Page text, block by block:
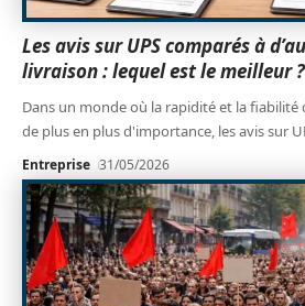
Les avis sur UPS comparés à
livraison : lequel est le meilleur ?
Dans un monde où la rapidité et la
de plus en plus d'importance, les avis sur
Entreprise 31/05/2026